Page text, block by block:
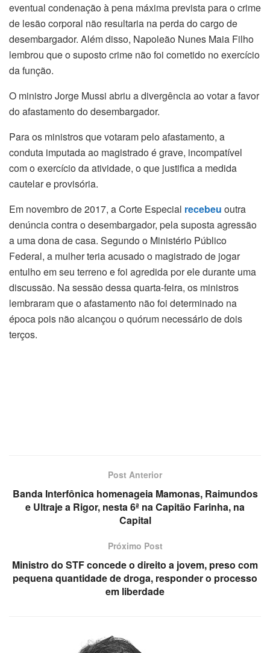
eventual condenação à pena máxima prevista para o crime
de lesão corporal não resultaria na perda do cargo de
desembargador. Além disso, Napoleão Nunes Maia Filho
lembrou que o suposto crime não foi cometido no exercício
da função.
O ministro Jorge Mussi abriu a divergência ao votar a favor
do afastamento do desembargador.
Para os ministros que votaram pelo afastamento, a
conduta imputada ao magistrado é grave, incompatível
com o exercício da atividade, o que justifica a medida
cautelar e provisória.
Em novembro de 2017, a Corte Especial recebeu outra
denúncia contra o desembargador, pela suposta agressão
a uma dona de casa. Segundo o Ministério Público
Federal, a mulher teria acusado o magistrado de jogar
entulho em seu terreno e foi agredida por ele durante uma
discussão. Na sessão dessa quarta-feira, os ministros
lembraram que o afastamento não foi determinado na
época pois não alcançou o quórum necessário de dois
terços.
Post Anterior
Banda Interfônica homenageia Mamonas, Raimundos
e Ultraje a Rigor, nesta 6ª na Capitão Farinha, na
Capital
Próximo Post
Ministro do STF concede o direito a jovem, preso com
pequena quantidade de droga, responder o processo
em liberdade